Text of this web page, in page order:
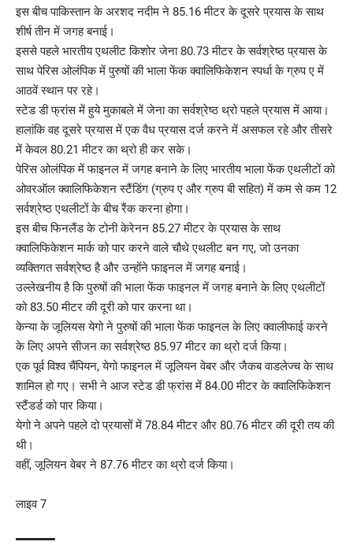
इस बीच पाकिस्तान के अरशद नदीम ने 85.16 मीटर के दूसरे प्रयास के साथ
शीर्ष तीन में जगह बनाई।
इससे पहले भारतीय एथलीट किशोर जेना 80.73 मीटर के सर्वश्रेष्ठ प्रयास के
साथ पेरिस ओलंपिक में पुरुषों की भाला फेंक क्वालिफिकेशन स्पर्धा के ग्रुप ए में
आठवें स्थान पर रहे।
स्टेड डी फ्रांस में हुये मुकाबले में जेना का सर्वश्रेष्ठ थ्रो पहले प्रयास में आया।
हालांकि वह दूसरे प्रयास में एक वैध प्रयास दर्ज करने में असफल रहे और तीसरे
में केवल 80.21 मीटर का थ्रो ही कर सके।
पेरिस ओलंपिक में फाइनल में जगह बनाने के लिए भारतीय भाला फेंक एथलीटों को
ओवरऑल क्वालिफिकेशन स्टैंडिंग (ग्रुप ए और ग्रुप बी सहित) में कम से कम 12
सर्वश्रेष्ठ एथलीटों के बीच रैंक करना होगा।
इस बीच फिनलैंड के टोनी केरेनन 85.27 मीटर के प्रयास के साथ
क्वालिफिकेशन मार्क को पार करने वाले चौथे एथलीट बन गए, जो उनका
व्यक्तिगत सर्वश्रेष्ठ है और उन्होंने फाइनल में जगह बनाई।
उल्लेखनीय है कि पुरुषों की भाला फेंक फाइनल में जगह बनाने के लिए एथलीटों
को 83.50 मीटर की दूरी को पार करना था।
केन्या के जूलियस येगो ने पुरुषों की भाला फेंक फाइनल के लिए क्वालीफाई करने
के लिए अपने सीजन का सर्वश्रेष्ठ 85.97 मीटर का थ्रो दर्ज किया।
एक पूर्व विश्व चैंपियन, येगो फाइनल में जूलियन वेबर और जैकब वाडलेज्च के साथ
शामिल हो गए। सभी ने आज स्टेड डी फ्रांस में 84.00 मीटर के क्वालिफिकेशन
स्टैंडर्ड को पार किया।
येगो ने अपने पहले दो प्रयासों में 78.84 मीटर और 80.76 मीटर की दूरी तय की
थी।
वहीं, जूलियन वेबर ने 87.76 मीटर का थ्रो दर्ज किया।
लाइव 7